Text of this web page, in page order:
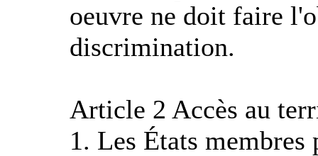
oeuvre ne doit faire
discrimination.
Article 2 Accès au
1. Les États